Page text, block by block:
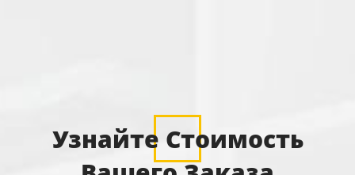
Узнайте Стоимость